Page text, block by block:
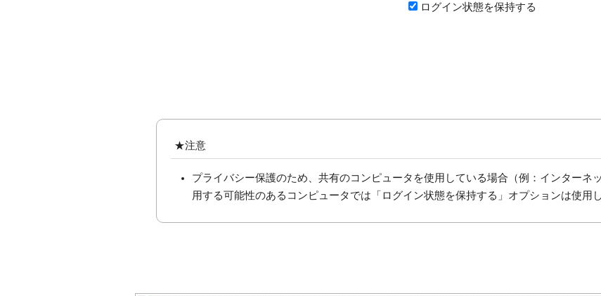
ログイン状態を保持する
★注意
プライバシー保護のため、共有のコンピュータを使用している場合（例：インターネ
用する可能性のあるコンピュータでは「ログイン状態を保持する」オプションは使用